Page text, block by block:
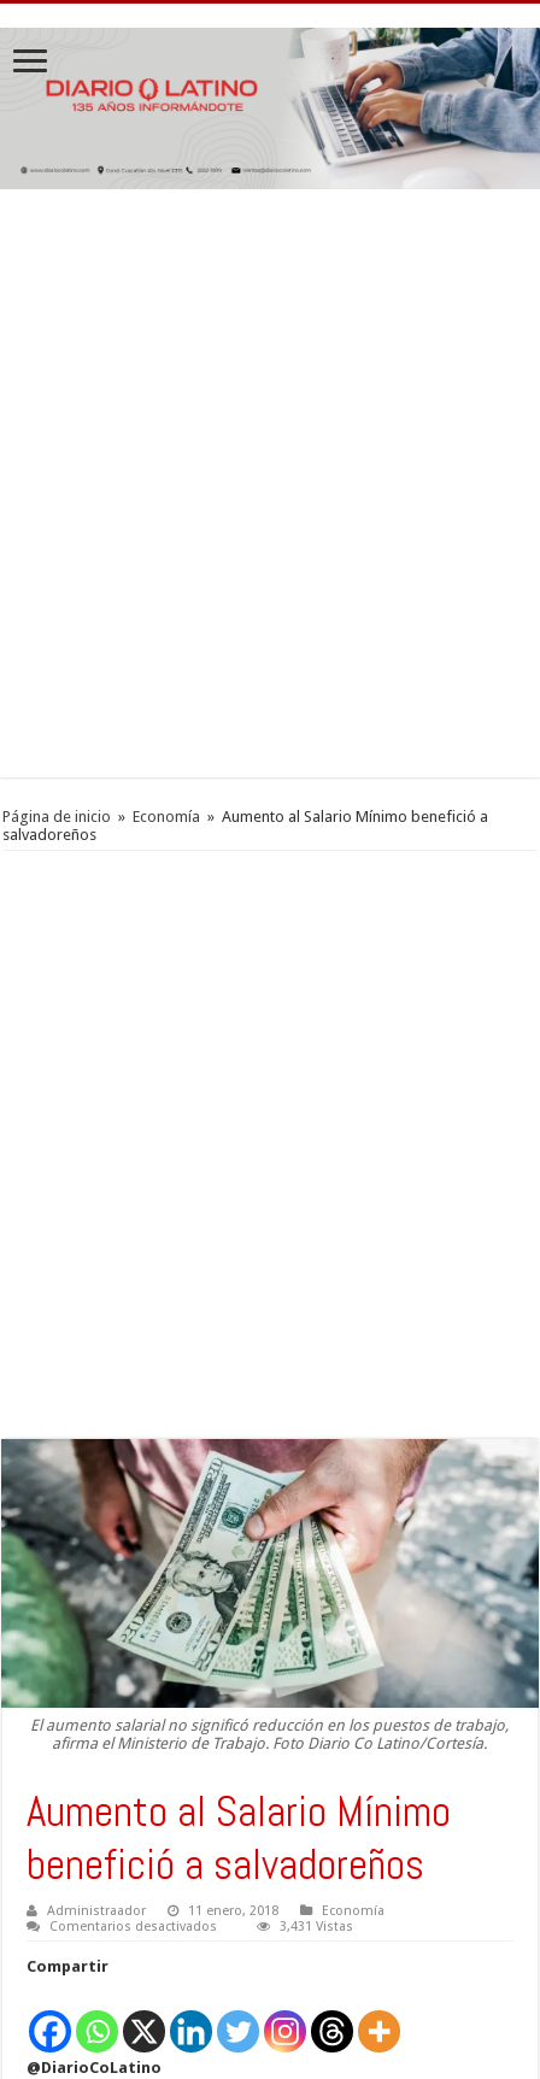
Página de inicio » Economía » Aumento al Salario Mínimo benefició a
salvadoreños
El aumento salarial no significó reducción en los puestos de trabajo,
afirma el Ministerio de Trabajo. Foto Diario Co Latino/Cortesía.
Aumento al Salario Mínimo
benefició a salvadoreños
Administraador 11 enero, 2018
Economía
Comentarios desactivados
a
salvadoreños
3,431 Vistas
Compartir
@DiarioCoLatino